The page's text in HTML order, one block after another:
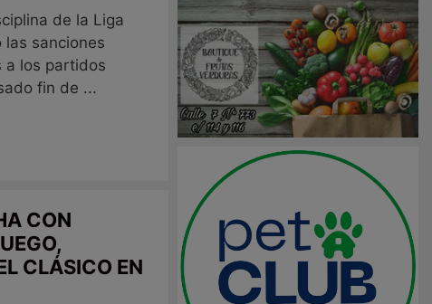
de la Liga
las sanciones
a los partidos
fin de ...
CON
CLÁSICO EN